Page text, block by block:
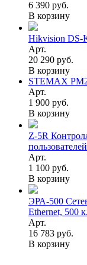
6 390 руб.
В корзину
Hikvision DS-
Арт.
20 290 руб.
В корзину
STEMAX
Арт.
1 900 руб.
В корзину
Z-5R
пользователей
Арт.
1 100 руб.
В корзину
ЭРА-500
Ethernet, 500
Арт.
16 783 руб.
В корзину